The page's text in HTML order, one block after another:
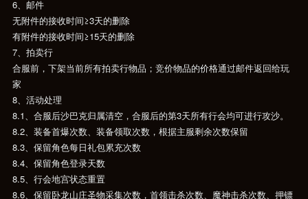
6、邮件
无附件的接收时间≥3天的删除
有附件的接收时间≥15天的删除
7、拍卖行
合服前，下架当前所有拍卖行物品；竞价物品的价格通过邮件返回给玩
家
8、活动处理
8.1、合服后沙巴克归属清空，合服后的第3天所有行会均可进行攻沙。
8.2、装备首爆次数、装备领取次数，根据主服剩余次数保留
8.3、保留角色每日礼包累充次数
8.4、保留角色登录天数
8.5、行会地宫状态重置
8.6、保留卧龙山庄圣物采集次数，首领击杀次数、魔神击杀次数、押镖